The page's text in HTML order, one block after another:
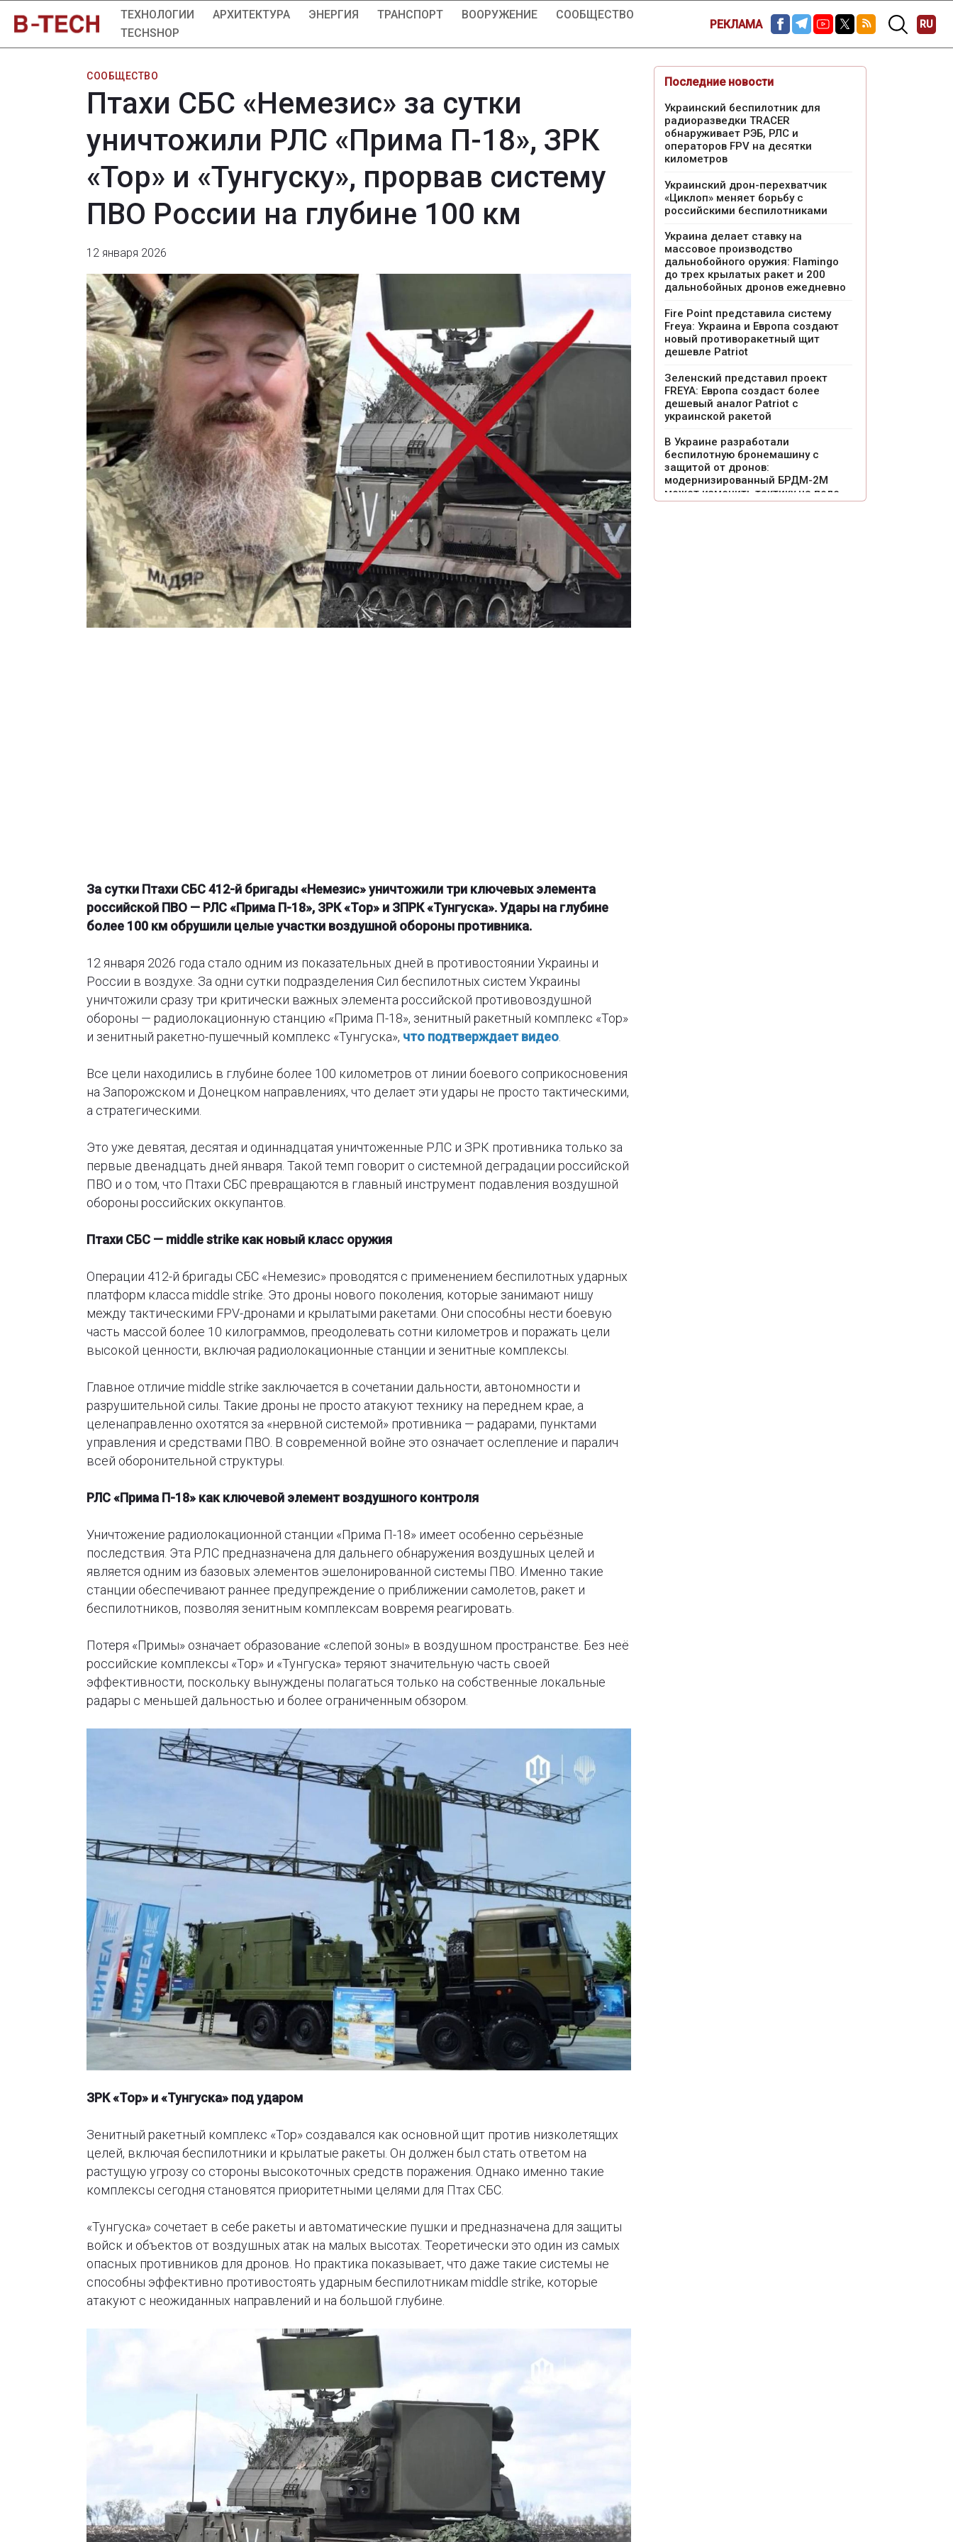
ТЕХНОЛОГИИ АРХИТЕКТУРА ЭНЕРГИЯ ТРАНСПОРТ ВООРУЖЕНИЕ
СООБЩЕСТВО
TECHSHOP
РЕКЛАМА RU
СООБЩЕСТВО
Птахи СБС «Немезис» за сутки
уничтожили РЛС «Прима П-18», ЗРК
«Тор» и «Тунгуску», прорвав систему
ПВО России на глубине 100 км
12 января 2026
За сутки Птахи СБС 412-й бригады «Немезис» уничтожили три ключевых элемента
российской ПВО — РЛС «Прима П-18», ЗРК «Тор» и ЗПРК «Тунгуска». Удары на глубине
более 100 км обрушили целые участки воздушной обороны противника.
12 января 2026 года стало одним из показательных дней в противостоянии Украины и
России в воздухе. За одни сутки подразделения Сил беспилотных систем Украины
уничтожили сразу три критически важных элемента российской противовоздушной
обороны — радиолокационную станцию «Прима П-18», зенитный ракетный комплекс «Тор»
и зенитный ракетно-пушечный комплекс «Тунгуска», что подтверждает видео
Все цели находились в глубине более 100 километров от линии боевого соприкосновения
на Запорожском и Донецком направлениях, что делает эти удары не просто тактическими,
а стратегическими.
Это уже девятая, десятая и одиннадцатая уничтоженные РЛС и ЗРК противника только за
первые двенадцать дней января. Такой темп говорит о системной деградации российской
ПВО и о том, что Птахи СБС превращаются в главный инструмент подавления воздушной
обороны российских оккупантов.
Птахи СБС — middle strike как новый класс оружия
Операции 412-й бригады СБС «Немезис» проводятся с применением беспилотных ударных
платформ класса middle strike. Это дроны нового поколения, которые занимают нишу
между тактическими FPV-дронами и крылатыми ракетами. Они способны нести боевую
часть массой более 10 килограммов, преодолевать сотни километров и поражать цели
высокой ценности, включая радиолокационные станции и зенитные комплексы.
Главное отличие middle strike заключается в сочетании дальности, автономности и
разрушительной силы. Такие дроны не просто атакуют технику на переднем крае, а
целенаправленно охотятся за «нервной системой» противника — радарами, пунктами
управления и средствами ПВО. В современной войне это означает ослепление и паралич
всей оборонительной структуры.
РЛС «Прима П-18» как ключевой элемент воздушного контроля
Уничтожение радиолокационной станции «Прима П-18» имеет особенно серьёзные
последствия. Эта РЛС предназначена для дальнего обнаружения воздушных целей и
является одним из базовых элементов эшелонированной системы ПВО. Именно такие
станции обеспечивают раннее предупреждение о приближении самолетов, ракет и
беспилотников, позволяя зенитным комплексам вовремя реагировать.
Потеря «Примы» означает образование «слепой зоны» в воздушном пространстве. Без неё
российские комплексы «Тор» и «Тунгуска» теряют значительную часть своей
эффективности, поскольку вынуждены полагаться только на собственные локальные
радары с меньшей дальностью и более ограниченным обзором.
ЗРК «Тор» и «Тунгуска» под ударом
Зенитный ракетный комплекс «Тор» создавался как основной щит против низколетящих
целей, включая беспилотники и крылатые ракеты. Он должен был стать ответом на
растущую угрозу со стороны высокоточных средств поражения. Однако именно такие
комплексы сегодня становятся приоритетными целями для Птах СБС.
«Тунгуска» сочетает в себе ракеты и автоматические пушки и предназначена для защиты
войск и объектов от воздушных атак на малых высотах. Теоретически это один из самых
опасных противников для дронов. Но практика показывает, что даже такие системы не
способны эффективно противостоять ударным беспилотникам middle strike, которые
атакуют с неожиданных направлений и на большой глубине.
Последние новости
Украинский беспилотник для
радиоразведки TRACER
обнаруживает РЭБ, РЛС и
операторов FPV на десятки
километров
Украинский дрон-перехватчик
«Циклоп» меняет борьбу с
российскими беспилотниками
Украина делает ставку на
массовое производство
дальнобойного оружия: Flamingo
до трех крылатых ракет и 200
дальнобойных дронов ежедневно
Fire Point представила систему
Freya: Украина и Европа создают
новый противоракетный щит
дешевле Patriot
Зеленский представил проект
FREYA: Европа создаст более
дешевый аналог Patriot с
украинской ракетой
В Украине разработали
беспилотную бронемашину с
защитой от дронов:
модернизированный БРДМ-2М
может изменить тактику на поле
боя